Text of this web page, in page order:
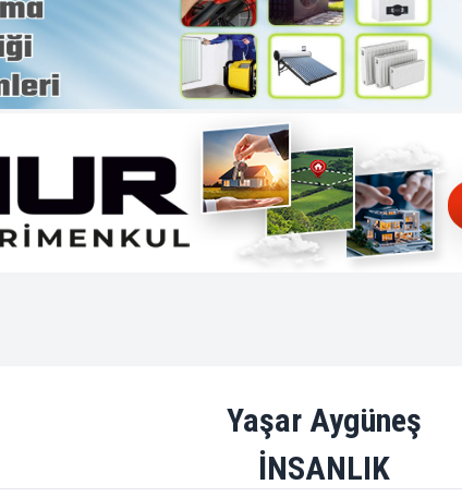
Yaşar Aygüneş
İNSANLIK